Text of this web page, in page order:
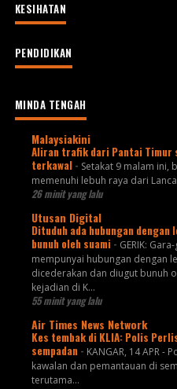
KESIHATAN
PENDIDIKAN
MINDA TENGAH
Malaysiakini
Aliran trafik dari Pantai Timur
terkawal - Setakat 9 malam ini,
memenuhi lebuh raya dari
26 minit yang lalu
Utusan Digital
Dituduh ada hubungan
bunuh oleh suami - GERIK:
mempunyai hubungan dengan
dicederakan dan diugut bunuh
kejadian di K...
55 minit yang lalu
Air Times News Network
Kes tembak di KLIA: Polis
sempadan - KANGAR, 14 APR -
kawalan dan pemantauan di
terutama…